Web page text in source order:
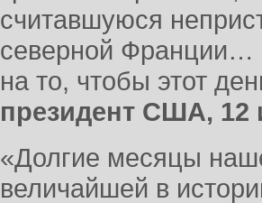
считавшуюся
северной Франции…
на то, чтобы этот
президент США, 12
«Долгие месяцы
величайшей в